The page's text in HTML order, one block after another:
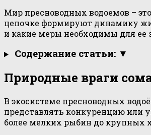
Мир пресноводных водоемов –
цепочке формируют динамику
и какие меры необходимы для ее
Содержание статьи: ▼
Природные враги
В экосистеме пресноводных
представлять конкуренцию или
более мелких рыбин до крупных